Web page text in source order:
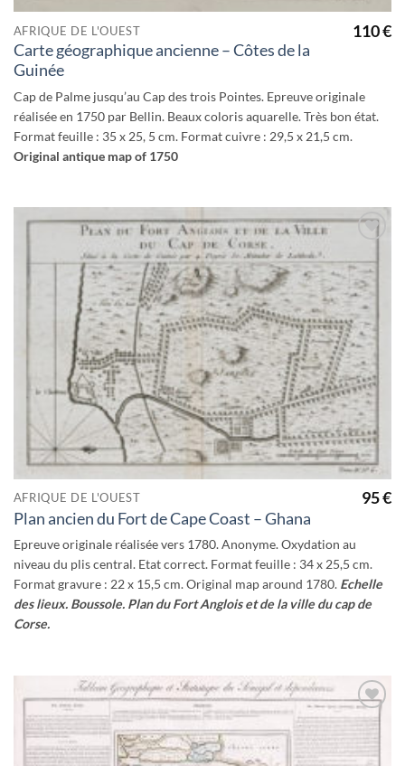
AFRIQUE DE L'OUEST
Carte géographique ancienne – Côtes de la
Guinée
110€
Cap de Palme jusqu’au Cap des trois Pointes. Epreuve originale
réalisée en 1750 par Bellin. Beaux coloris aquarelle. Très bon état.
Format feuille : 35 x 25, 5 cm. Format cuivre : 29,5 x 21,5 cm.
Original antique map of 1750
à la
wishlist
AFRIQUE DE L'OUEST
Plan ancien du Fort de Cape Coast – Ghana
95€
Epreuve originale réalisée vers 1780. Anonyme. Oxydation au
niveau du plis central. Etat correct. Format feuille : 34 x 25,5 cm.
Format gravure : 22 x 15,5 cm. Original map around 1780. Echelle
des lieux. Boussole. Plan du Fort Anglois et de la ville du cap de
Corse.
Ajouter
wishlist